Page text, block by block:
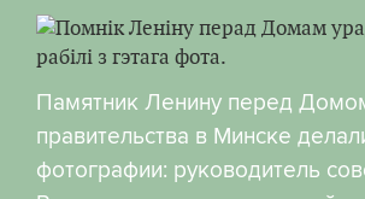
Памятник Ленину перед
правительства в Минске
фотографии: руководитель